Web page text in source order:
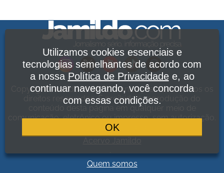
Copyright Jamildo Melo Comunicações Ltda. Todos os
direitos reservados. É proibida a reprodução do
conteúdo desta página em qualquer meio de
comunicação, eletrônico ou impresso, sem autorização.
Política de Privacidade
Quem somos
Utilizamos cookies essenciais e
tecnologias semelhantes de acordo com
a nossa Política de Privacidadee, ao
continuar navegando, você concorda
com essas condições.
OK